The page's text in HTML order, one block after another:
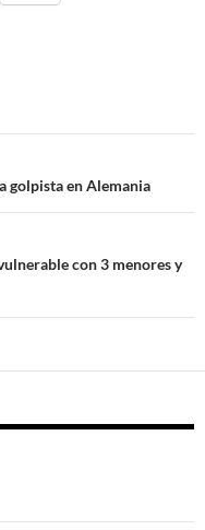
golpista en Alemania
con 3 menores y